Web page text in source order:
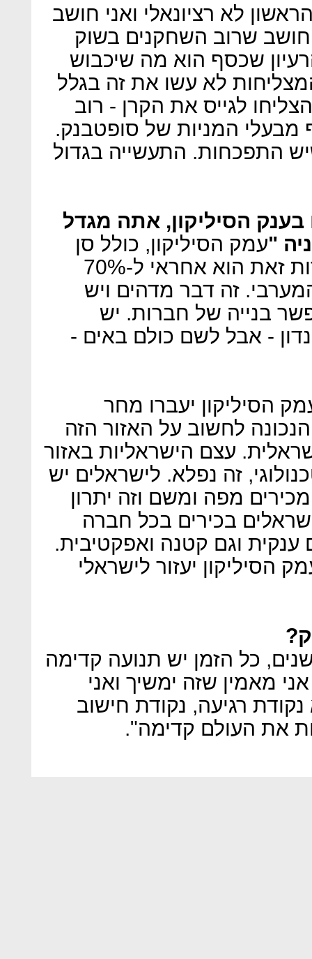
לא רציונאלי ואני חושב
שרוב השחקנים בשוק
שכסף הוא מה שיכבוש
לא עשו את זה בגלל
לגייס את הקרן - רוב
מבעלי המניות של סופטבנק.
התפכחות. התעשייה בגדול
הסיליקון, אתה מגדל
"עמק הסיליקון, כולל סן
פרנסיסקו, הוא אזור קטן ולמרות זאת הוא אחראי ל-70%
זה דבר מדהים ויש
בנייה של חברות. יש
- אבל לשם כולם באים -
הסיליקון יעברו מחר
לחשוב על האזור הזה
עצם הישראליות באזור
זה נפלא. לישראלים יש
מפה ומשם וזה יתרון
בכירים בכל חברה
וגם קטנה ואפקטיבית.
הסיליקון יעזור לישראלי
כל הזמן יש תנועה קדימה
מאמין שזה ימשיך ואני
רגיעה, נקודת חישוב
את העולם קדימה".